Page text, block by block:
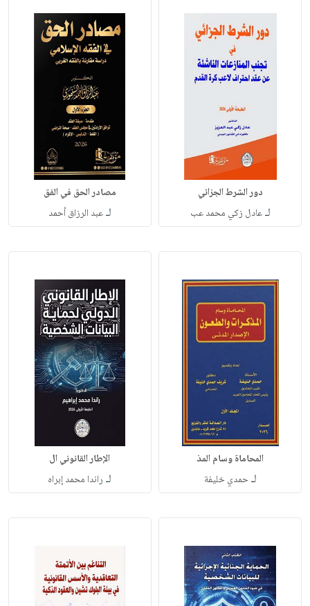
دور الشرط الجزائي
لـعادل زكي محمد عب
مصادر الحق في الفق
لـعبد الرزاق أحمد
المحاماة وسام المذ
لـحمدي خليفة
الإطار القانوني ال
لـ راندا محمد إبراه